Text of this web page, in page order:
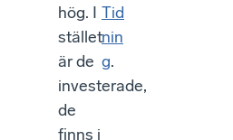
hög. I
stället
är de
investerade,
de
finns i
Tid
nin
g.